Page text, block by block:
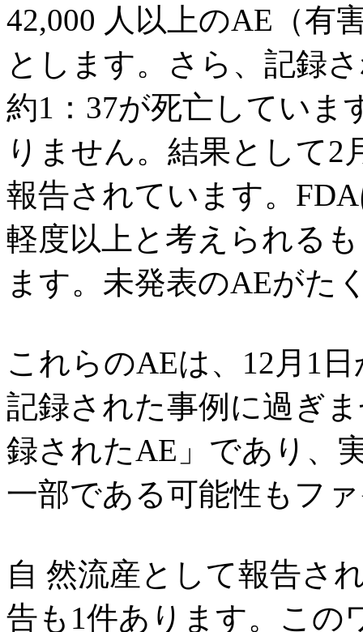
42,000 人以上のAE（有
とします。さら、記録
約1：37が死亡していま
りません。結果として2
報告されています。
軽度以上と考えられる
ます。未発表のAEがた
これらのAEは、12月1
記録された事例に過ぎ
録されたAE」であり、
一部である可能性もフ
自 然流産として報告さ
告も1件あります。この